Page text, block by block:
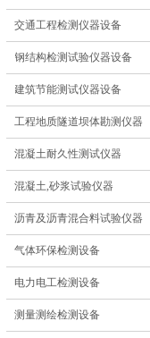
交通工程检测仪器设备
钢结构检测试验仪器设备
建筑节能测试仪器设备
工程地质隧道坝体勘测仪器
混凝土耐久性测试仪器
混凝土,砂浆试验仪器
沥青及沥青混合料试验仪器
气体环保检测设备
电力电工检测设备
测量测绘检测设备